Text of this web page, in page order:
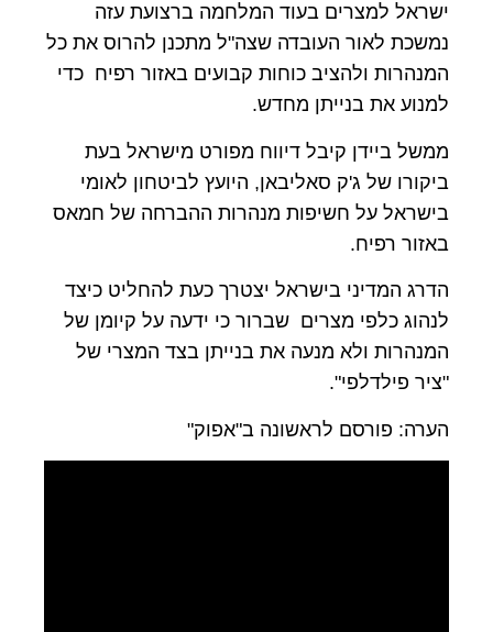
ישראל למצרים בעוד המלחמה ברצועת עזה
נמשכת לאור העובדה שצה"ל מתכנן להרוס את כל
המנהרות ולהציב כוחות קבועים באזור רפיח כדי
למנוע את בנייתן מחדש.
ממשל ביידן קיבל דיווח מפורט מישראל בעת
ביקורו של ג'ק סאליבאן, היועץ לביטחון לאומי
בישראל על חשיפות מנהרות ההברחה של חמאס
באזור רפיח.
הדרג המדיני בישראל יצטרך כעת להחליט כיצד
לנהוג כלפי מצרים שברור כי ידעה על קיומן של
המנהרות ולא מנעה את בנייתן בצד המצרי של
"ציר פילדלפי".
הערה: פורסם לראשונה ב"אפוק"